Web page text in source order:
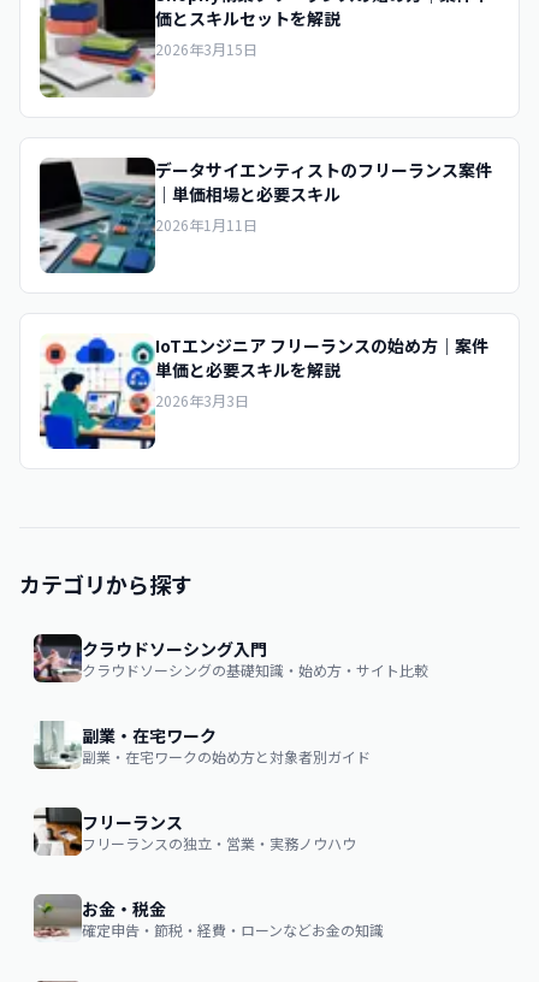
価とスキルセットを解説
2026年3月15日
データサイエンティストのフリーランス案件
｜単価相場と必要スキル
2026年1月11日
IoTエンジニア フリーランスの始め方｜案件
単価と必要スキルを解説
2026年3月3日
カテゴリから探す
クラウドソーシング入門
クラウドソーシングの基礎知識・始め方・サイト比較
副業・在宅ワーク
副業・在宅ワークの始め方と対象者別ガイド
フリーランス
フリーランスの独立・営業・実務ノウハウ
お金・税金
確定申告・節税・経費・ローンなどお金の知識